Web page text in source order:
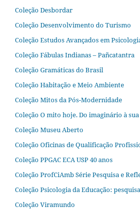
Coleção Desbordar
Coleção Desenvolvimento do Turismo
Coleção Estudos Avançados em
Coleção Fábulas Indianas – Pañcatantra
Coleção Gramáticas do Brasil
Coleção Habitação e Meio Ambiente
Coleção Mitos da Pós-Modernidade
Coleção O mito hoje. Do imaginário à
Coleção Museu Aberto
Coleção Oficinas de Qualificação
Coleção PPGAC ECA USP 40 anos
Coleção ProfCiAmb Série Pesquisa e
Coleção Psicologia da Educação:
Coleção Viramundo